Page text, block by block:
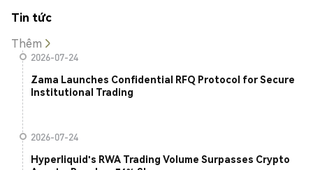
Tin tức
Thêm
2026-07-24
Zama Launches Confidential RFQ Protocol for Secure
Institutional Trading
2026-07-24
Hyperliquid's RWA Trading Volume Surpasses Crypto